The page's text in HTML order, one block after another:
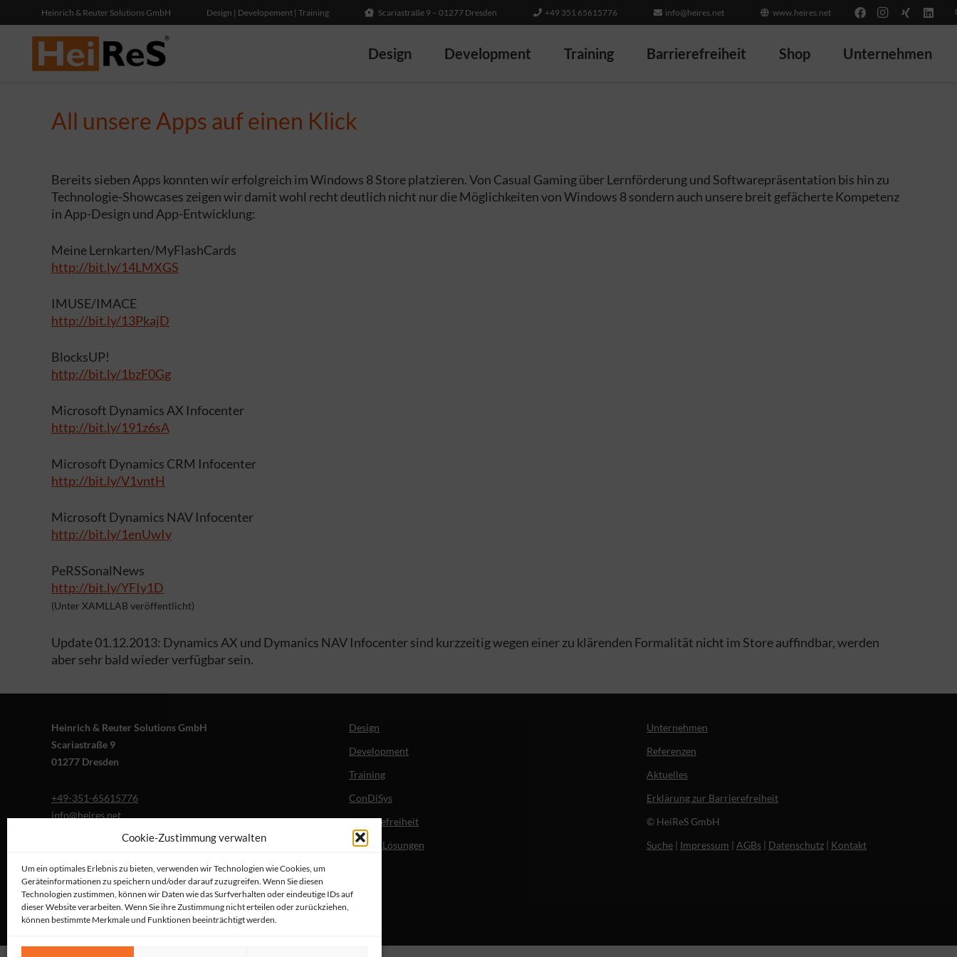
Cookie-Zustimmung verwalten
Um ein optimales Erlebnis zu bieten, verwenden wir Technologien wie Cookies, um
Geräteinformationen zu speichern und/oder darauf zuzugreifen. Wenn Sie diesen
Technologien zustimmen, können wir Daten wie das Surfverhalten oder eindeutige IDs auf
dieser Website verarbeiten. Wenn Sie ihre Zustimmung nicht erteilen oder zurückziehen,
können bestimmte Merkmale und Funktionen beeinträchtigt werden.
Heinrich & Reuter Solutions GmbH Design | Developement | Training Scariastraße 9 – 01277 Dresden +49 351 65615776 info@heires.net www.heires.net
Design Development Training Barrierefreiheit Shop Unternehmen
All unsere Apps auf einen Klick
Bereits sieben Apps konnten wir erfolgreich im Windows 8 Store platzieren. Von Casual Gaming über Lernförderung und Softwarepräsentation bis hin zu
Technologie-Showcases zeigen wir damit wohl recht deutlich nicht nur die Möglichkeiten von Windows 8 sondern auch unsere breit gefächerte Kompetenz
in App-Design und App-Entwicklung:
Meine Lernkarten/MyFlashCards
http://bit.ly/14LMXGS
IMUSE/IMACE
http://bit.ly/13PkajD
BlocksUP!
http://bit.ly/1bzF0Gg
Microsoft Dynamics AX Infocenter
http://bit.ly/191z6sA
Microsoft Dynamics CRM Infocenter
http://bit.ly/V1vntH
Microsoft Dynamics NAV Infocenter
http://bit.ly/1enUwIy
PeRSSonalNews
http://bit.ly/YFIy1D
(Unter XAMLLAB veröffentlicht)
Update 01.12.2013: Dynamics AX und Dymanics NAV Infocenter sind kurzzeitig wegen einer zu klärenden Formalität nicht im Store auffindbar, werden
aber sehr bald wieder verfügbar sein.
Heinrich & Reuter Solutions GmbH
Scariastraße 9
01277 Dresden
+49-351-65615776
info@heires.net
Design
Development
Training
ConDiSys
Barrierefreiheit
Mobile Lösungen
Unternehmen
Referenzen
Aktuelles
Erklärung zur Barrierefreiheit
© HeiReS GmbH
Suche| Impressum | AGBs| Datenschutz| Kontakt